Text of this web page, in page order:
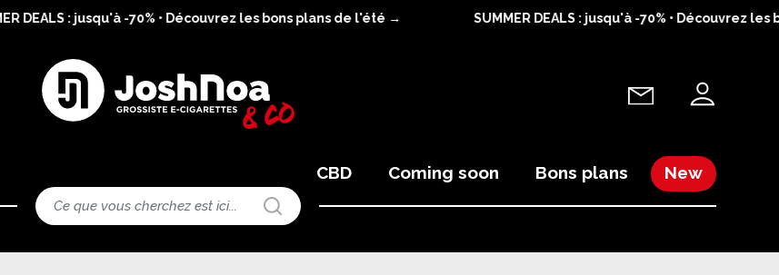
DEALS : jusqu'à -70% • Découvrez les bons plans de l'été → SUMMER DEALS : jusqu'à -70% • Découvrez les
New
Bons plans
Coming soon
CBD